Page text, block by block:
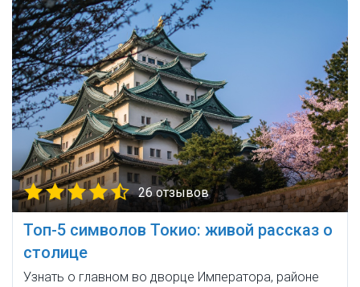
26 отзывов
Топ-5 символов Токио: живой рассказ о
столице
Узнать о главном во дворце Императора, районе